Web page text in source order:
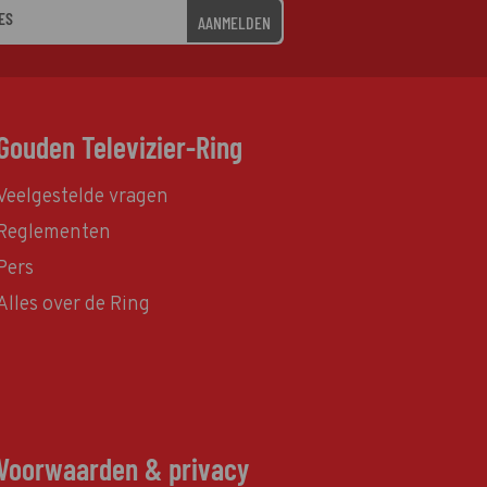
AANMELDEN
Televizier-Ring
vragen
over de Ring
& privacy